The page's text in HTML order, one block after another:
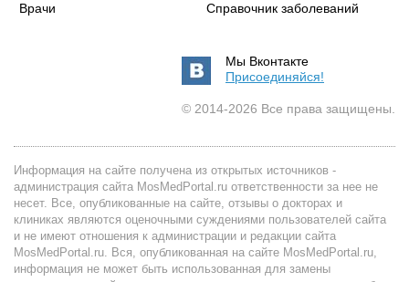
Врачи
Справочник заболеваний
Мы Вконтакте
Присоединяйся!
© 2014-2026 Все права защищены.
Информация на сайте получена из открытых источников -
администрация сайта MosMedPortal.ru ответственности за нее не
несет. Все, опубликованные на сайте, отзывы о докторах и
клиниках являются оценочными суждениями пользователей сайта
и не имеют отношения к администрации и редакции сайта
MosMedPortal.ru. Вся, опубликованная на сайте MosMedPortal.ru,
информация не может быть использованная для замены